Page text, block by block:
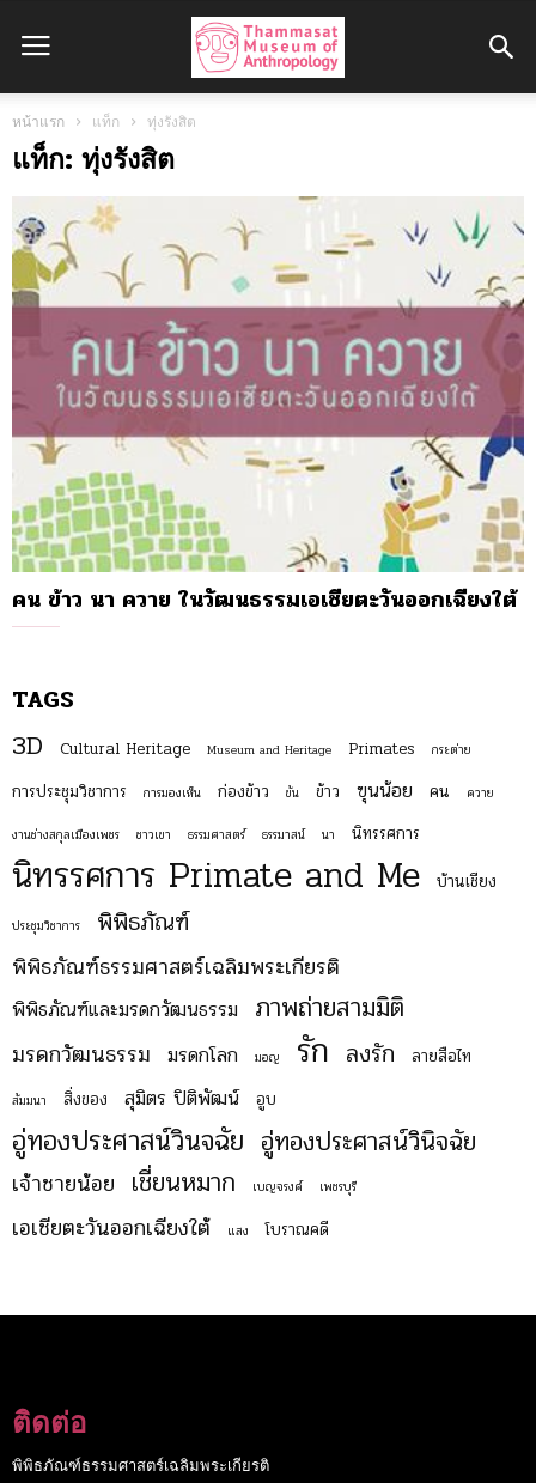
หน้าแรก แท็ก ทุ่งรังสิต
แท็ก: ทุ่งรังสิต
คน ข้าว นา ควาย ในวัฒนธรรมเอเชียตะวันออกเฉียงใต้
TAGS
3D Cultural Heritage Museum and Heritage Primates กระต่าย
การประชุมวิชาการ การมองเห็น ก่องข้าว ขัน ข้าว ฃุนน้อย คน ควาย
งานช่างสกุลเมืองเพชร ชาวเขา ธรรมศาสตร์ ธรรมาสน์ นา นิทรรศการ
นิทรรศการ Primate and Me บ้านเชียง
ประชุมวิชาการ พิพิธภัณฑ์
พิพิธภัณฑ์ธรรมศาสตร์เฉลิมพระเกียรติ
พิพิธภัณฑ์และมรดกวัฒนธรรม ภาพถ่ายสามมิติ
มรดกวัฒนธรรม มรดกโลก มอญ รัก ลงรัก ลายสือไท
สัมมนา สิ่งของ สุมิตร ปิติพัฒน์ อูบ
อู่ทองประศาสน์วินจฉัย อู่ทองประศาสน์วินิจฉัย
เจ้าชายน้อย เชี่ยนหมาก เบญจรงค์ เพชรบุรี
เอเชียตะวันออกเฉียงใต้ แสง โบราณคดี
ติดต่อ
พิพิธภัณฑ์ธรรมศาสตร์เฉลิมพระเกียรติ